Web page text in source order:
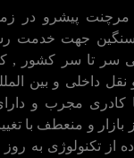
مرچنت پیشرو در
جهت خدمت
سر تا سر کشور ,
داخلی و بین
کادری مجرب و
و منعطف با
از تکنولوژی به